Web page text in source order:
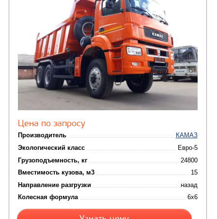
Кредит/Лизинг
САМОСВАЛ КАМАЗ-65222